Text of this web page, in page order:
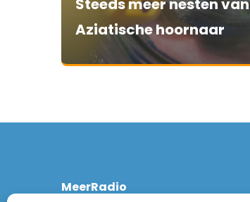
Steeds meer nesten van
Aziatische hoornaar
MeerRadio